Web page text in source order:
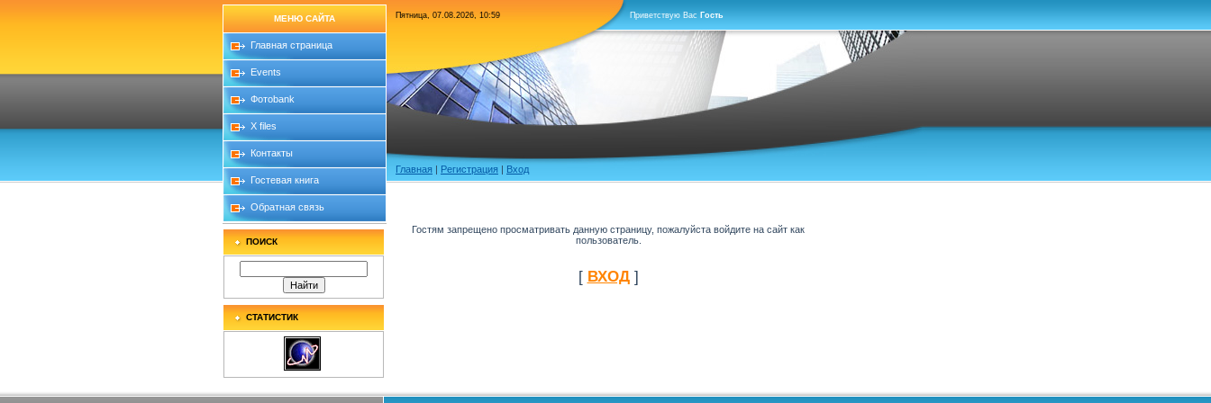
МЕНЮ САЙТА
Главная страница
Events
Фотоbank
X files
Контакты
Гостевая книга
Обратная связь
ПОИСК
СТАТИСТИК
Пятница, 07.08.2026, 10:59 Приветствую Вас Гость
Главная | Регистрация | Вход
Гостям запрещено просматривать данную страницу, пожалуйста войдите на сайт как
пользователь.
[ ВХОД]